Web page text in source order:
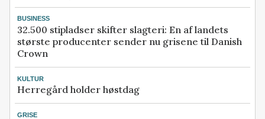
BUSINESS
32.500 stipladser skifter slagteri: En af landets
største producenter sender nu grisene til Danish
Crown
KULTUR
Herregård holder høstdag
GRISE